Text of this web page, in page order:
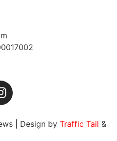
| Design by Traffic Tail &